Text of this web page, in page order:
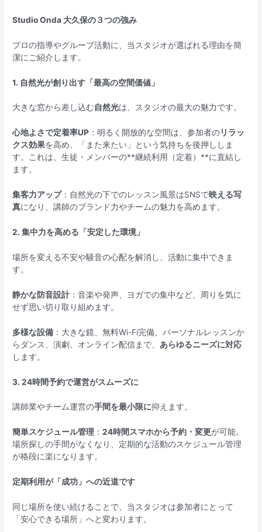
Studio Onda 大久保の３つの強み
プロの指導やグループ活動に、当スタジオが選ばれる理由を簡
潔にご紹介します。
1. 自然光が創り出す「最高の空間価値」
大きな窓から差し込む自然光は、スタジオの最大の魅力です。
心地よさで定着率UP ：明るく開放的な空間は、参加者のリラッ
クス効果を高め、「また来たい」という気持ちを後押ししま
す。これは、生徒・メンバーの**継続利用（定着）**に直結し
ます。
集客力アップ：自然光の下でのレッスン風景はSNSで映える写
真になり、講師のブランド力やチームの魅力を高めます。
2. 集中力を高める「安定した環境」
場所を変える不安や騒音の心配を解消し、活動に集中できま
す。
静かな防音設計 ：音楽や発声、ヨガでの集中など、周りを気に
せず思い切り取り組めます。
多様な設備 ：大きな鏡、無料Wi-Fi完備。パーソナルレッスンか
らダンス、演劇、オンライン配信まで、 あらゆるニーズに対応
します。
3. 24時間予約で運営がスムーズに
講師業やチーム運営の手間を最小限に抑えます。
簡単スケジュール管理 ：24時間スマホから予約・変更が可能。
場所探しの手間がなくなり、定期的な活動のスケジュール管理
が格段に楽になります。
定期利用が「成功」への近道です
同じ場所を使い続けることで、当スタジオは参加者にとって
「安心できる場所」へと変わります。